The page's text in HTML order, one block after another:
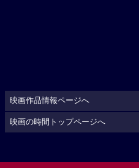
映画作品情報ページへ
映画の時間トップページへ